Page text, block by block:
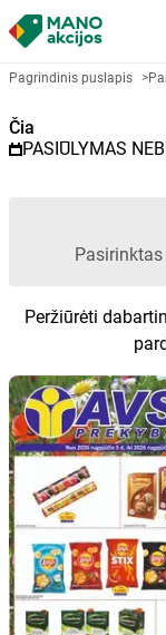
Akcijų
Pagrindinis puslapis >
Čia
PASIŪLYMAS
Peržiūrėti